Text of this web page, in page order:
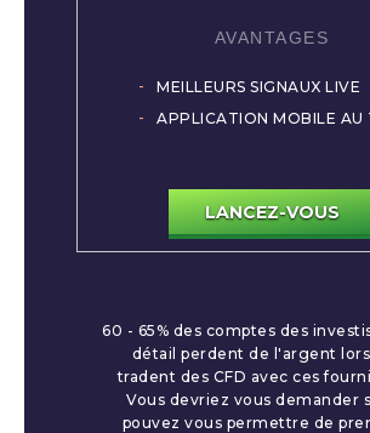
MEILLEURS SIGNAUX LIVE
APPLICATION MOBILE AU
LANCEZ-VOUS
60 - 65% des comptes des
détail perdent de l'argent
tradent des CFD avec ces
Vous devriez vous demander
pouvez vous permettre de